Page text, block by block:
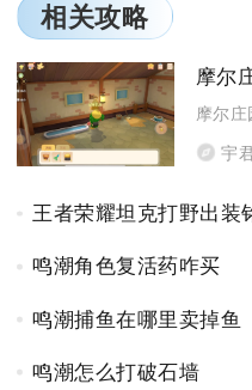
相关攻略
摩尔
宇
王者荣耀坦克打野出装
鸣潮角色复活药咋买
鸣潮捕鱼在哪里卖掉鱼
鸣潮怎么打破石墙